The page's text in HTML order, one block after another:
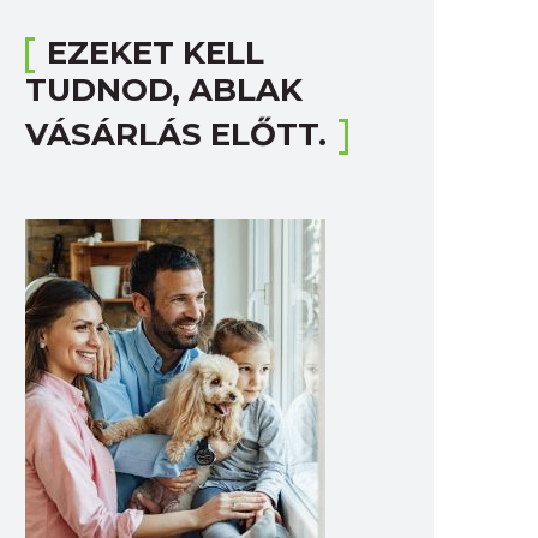
EZEKET KELL
TUDNOD, ABLAK
VÁSÁRLÁS ELŐTT.